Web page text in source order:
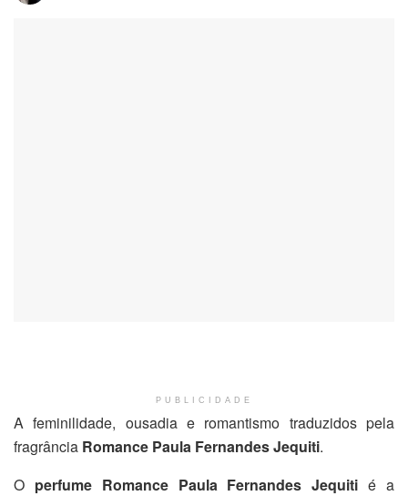
PUBLICIDADE
A feminilidade, ousadia e romantismo traduzidos pela
fragrância Romance Paula Fernandes Jequiti.
O perfume Romance Paula Fernandes Jequiti é a